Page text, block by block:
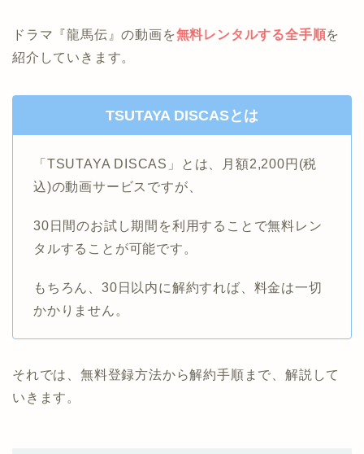
ドラマ『龍馬伝』の動画を無料レンタルする全手順を
紹介していきます。
TSUTAYA DISCASとは
「TSUTAYA DISCAS」とは、月額2,200円(税
込)の動画サービスですが、
30日間のお試し期間を利用することで無料レン
タルすることが可能です。
もちろん、30日以内に解約すれば、料金は一切
かかりません。
それでは、無料登録方法から解約手順まで、解説して
いきます。